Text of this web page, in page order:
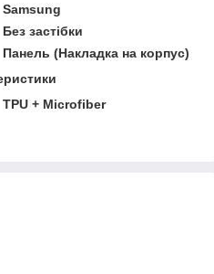
Samsung
Без застібки
Панель (Накладка на корпус)
TPU + Microfiber